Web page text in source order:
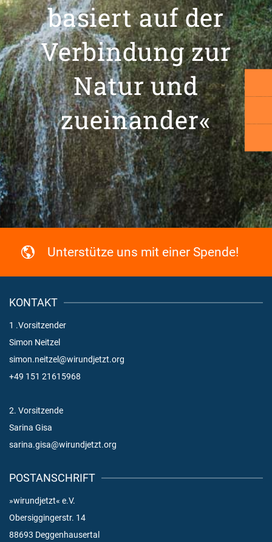
basiert auf der
Verbindung zur
Natur und
zueinander«
Unterstütze uns mit einer Spende!
KONTAKT
1 .Vorsitzender
Simon Neitzel
simon.neitzel@wirundjetzt.org
+49 151 21615968
2. Vorsitzende
Sarina Gisa
sarina.gisa@wirundjetzt.org
POSTANSCHRIFT
»wirundjetzt« e.V.
Obersiggingerstr. 14
88693 Deggenhausertal